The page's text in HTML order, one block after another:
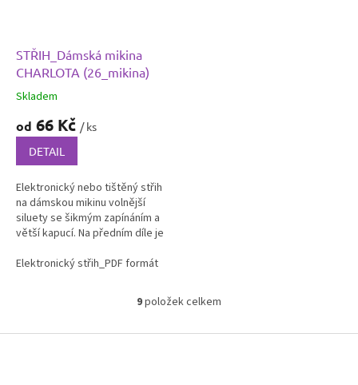
STŘIH_Dámská mikina
CHARLOTA (26_mikina)
Skladem
od 66 Kč / ks
DETAIL
Elektronický nebo tištěný střih
na dámskou mikinu volnější
siluety se šikmým zapínáním a
větší kapucí. Na předním díle je
na mikinu vychází ze...
Elektronický střih_PDF formát
O
l
9položek celkem
Z